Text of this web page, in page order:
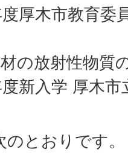
厚木市教育委
の放射性物質
新入学 厚木
とおりです。